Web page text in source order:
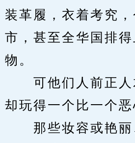
装革履，衣着考究
市，甚至全华国排得
物。
可他们人前正人
却玩得一个比一个恶
那些妆容或艳丽